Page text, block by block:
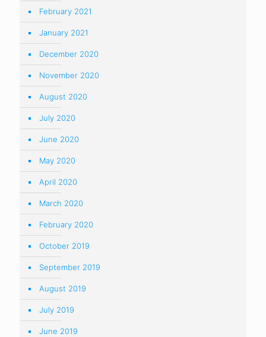
February 2021
January 2021
December 2020
November 2020
August 2020
July 2020
June 2020
May 2020
April 2020
March 2020
February 2020
October 2019
September 2019
August 2019
July 2019
June 2019